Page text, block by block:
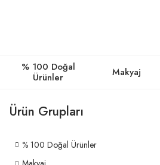
% 100 Doğal
Ürünler
Makyaj
Ürün Grupları
% 100 Doğal Ürünler